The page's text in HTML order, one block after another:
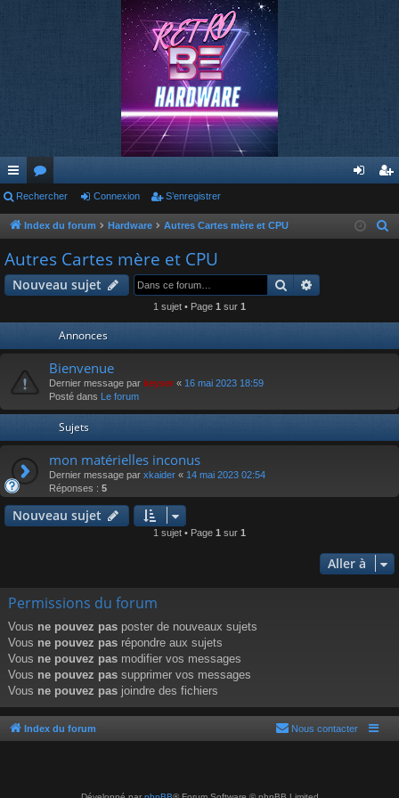
cc
ès
ra
pi
or
u
s
ne nr
Rechercher Connexion S’enregistrer
Index du forum Hardware Autres Cartes mère et CPU
r
Autres Cartes mère et CPU
Nouveau sujet Rechercher
1 sujet • Page 1 sur 1
Annonces
Bienvenue
Dernier message par keyser « 16 mai 2023 18:59
Posté dans Le forum
Sujets
mon matérielles inconus
Dernier message par xkaider « 14 mai 2023 02:54
Réponses : 5
Nouveau sujet
1 sujet • Page 1 sur 1
Aller à
Permissions du forum
Vous ne pouvez pas poster de nouveaux sujets
Vous ne pouvez pas répondre aux sujets
Vous ne pouvez pas modifier vos messages
Vous ne pouvez pas supprimer vos messages
Vous ne pouvez pas joindre des fichiers
Index du forum Nous contacter